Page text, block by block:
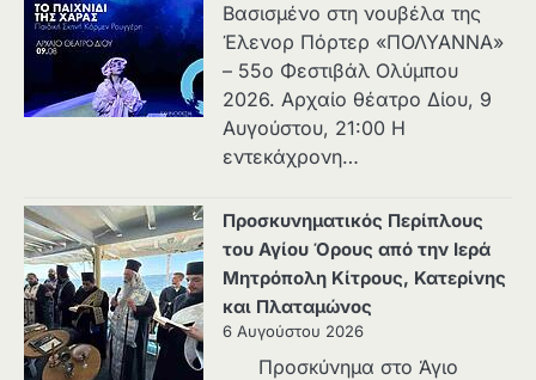
Βασισμένο στη νουβέλα της
Έλενορ Πόρτερ «ΠΟΛΥΑΝΝΑ»
– 55ο Φεστιβάλ Ολύμπου
2026. Αρχαίο θέατρο Δίου, 9
Αυγούστου, 21:00 Η
εντεκάχρονη…
Προσκυνηματικός Περίπλους
του Αγίου Όρους από την Ιερά
Μητρόπολη Κίτρους, Κατερίνης
και Πλαταμώνος
6 Αυγούστου 2026
Προσκύνημα στο Άγιο